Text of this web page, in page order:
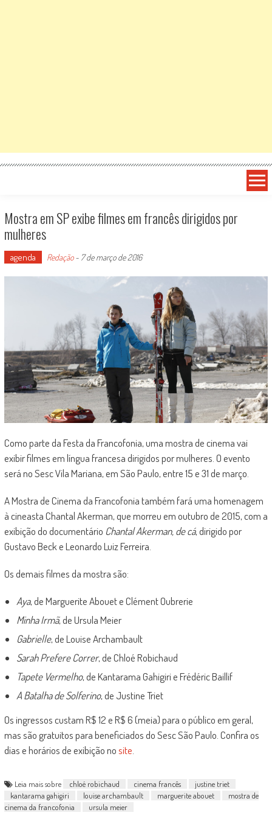
Mostra em SP exibe filmes em francês dirigidos por
mulheres
agenda Redação- 7 de março de 2016
Como parte da Festa da Francofonia, uma mostra de cinema vai
exibir filmes em língua francesa dirigidos por mulheres. O evento
será no Sesc Vila Mariana, em São Paulo, entre 15 e 31 de março.
A Mostra de Cinema da Francofonia também fará uma homenagem
à cineasta Chantal Akerman, que morreu em outubro de 2015, com a
exibição do documentário Chantal Akerman, de cá, dirigido por
Gustavo Beck e Leonardo Luiz Ferreira.
Os demais filmes da mostra são:
Aya, de Marguerite Abouet e Clément Oubrerie
Minha Irmã, de Ursula Meier
Gabrielle, deLouise Archambault
Sarah Prefere Correr, de Chloé Robichaud
Tapete Vermelho, deKantarama Gahigiri e Frédéric Baillif
A Batalha de Solferino, de Justine Triet
Os ingressos custam R$ 12 e R$ 6 (meia) para o público em geral,
mas são gratuitos para beneficiados do Sesc São Paulo. Confira os
dias e horários de exibição nosite
Leia mais sobre chloé robichaud cinema francês
justine triet
kantarama gahigiri
louise archambault marguerite abouet
mostra de
cinema da francofonia
ursula meier